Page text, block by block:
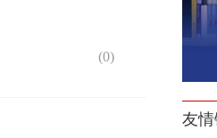
(0)
李迅
已
友